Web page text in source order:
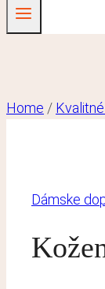
Home /
Dámske